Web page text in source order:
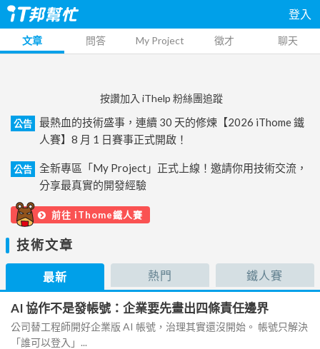
登入
文章 問答 My Project 徵才 聊天
按讚加入 iThelp 粉絲團追蹤
公告
最熱血的技術盛事，連續 30 天的修煉【2026 iThome 鐵
人賽】8 月 1 日賽事正式開啟！
公告
全新專區「My Project」正式上線！邀請你用技術交流，
分享最真實的開發經驗
前往 iThome鐵人賽
技術文章
最新 熱門 鐵人賽
AI 協作不是發帳號：企業要先畫出四條責任邊界
公司替工程師開好企業版 AI 帳號，治理其實還沒開始。 帳號只解決
「誰可以登入」...